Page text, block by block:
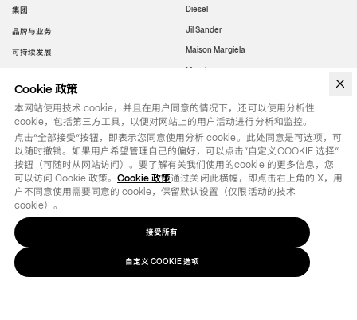
集团
品牌与业务
可持续发展
浏览媒体
Diesel
Jil Sander
Maison Margiela
Marni
Amiri
Staff International
Brave Kid
合法的
的道德准则
组织模式
多元化、公平和包容
性别平等人力资源政策
社会的
Youtube
Cookie 政策
本网站使用技术 cookie，并且在用户同意的情况下，还可以使用分析性
cookie，包括第三方工具，以便对网站上的用户活动进行分析和监控。
点击“全部接受”按钮，即表示您同意使用分析 cookie。此处同意是可选项，可
以随时撤销。如果用户希望管理自己的偏好，可以点击“自定义COOKIE 选择”
按钮（可随时从网站访问）。要了解有关我们使用的cookie 的更多信息，您
可以访问 Cookie 政策。Cookie 政策通过关闭此横幅，即点击右上角的 X，用
户不同意使用需要同意的 cookie，保留默认设置（仅限活动的技术
cookie）。
接受所有
自定义 COOKIE 选项